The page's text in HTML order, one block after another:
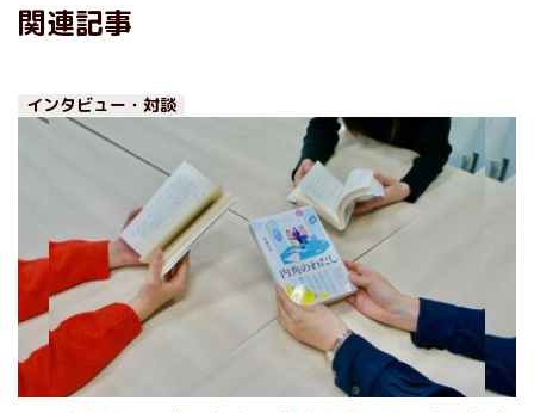
関連記事
インタビュー・対談